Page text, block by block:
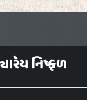
નિષ્ફળ